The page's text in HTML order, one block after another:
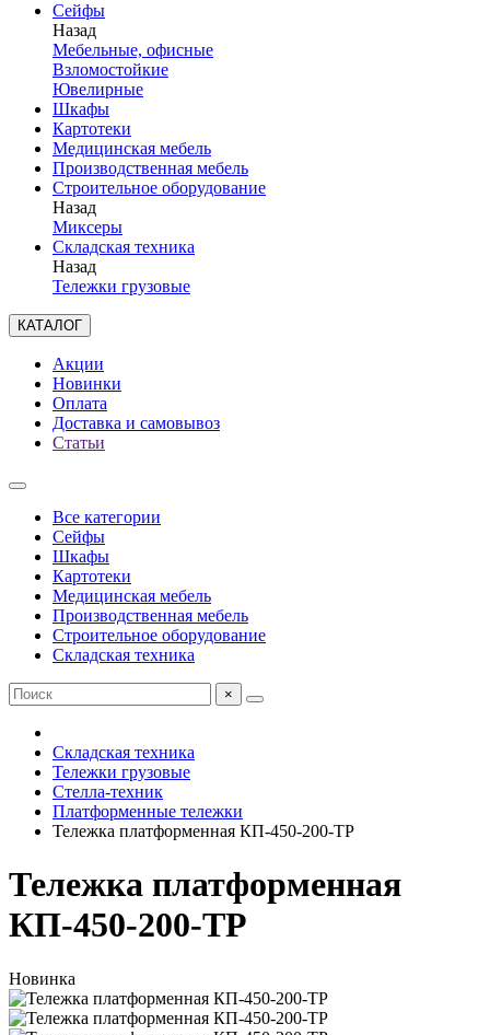
Сейфы
Назад
Мебельные, офисные
Взломостойкие
Ювелирные
Шкафы
Картотеки
Медицинская мебель
Производственная мебель
Строительное оборудование
Назад
Миксеры
Складская техника
Назад
Тележки грузовые
КАТАЛОГ
Акции
Новинки
Оплата
Доставка и самовывоз
Статьи
Все категории
Сейфы
Шкафы
Картотеки
Медицинская мебель
Производственная мебель
Строительное оборудование
Складская техника
×
Складская техника
Тележки грузовые
Стелла-техник
Платформенные тележки
Тележка платформенная КП-450-200-ТР
Тележка платформенная
КП-450-200-ТР
Новинка